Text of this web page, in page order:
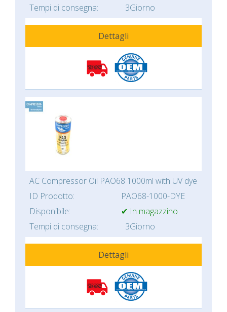
Tempi di consegna: 3Giorno
Dettagli
AC Compressor Oil PAO68 1000ml with UV dye
ID Prodotto:
PAO68-1000-DYE
Disponibile:
✔ In magazzino
Tempi di consegna:
3Giorno
Dettagli